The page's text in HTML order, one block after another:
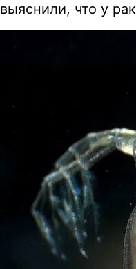
выяснили, что у